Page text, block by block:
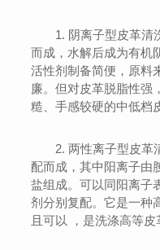
1. 阴离子型皮革清
而成，水解后成为有机
活性剂制备简便，原料
廉。但对皮革脱脂性强
糙、手感较硬的中低档
2. 两性离子型皮革
配而成，其中阳离子由
盐组成。可以同阳离子
剂分别复配。它是一种
且可以 ，是洗涤高等皮